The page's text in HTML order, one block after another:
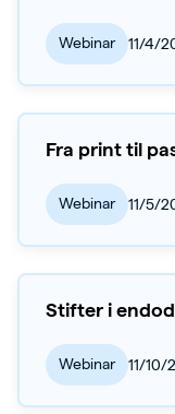
Webinar 11/4/
Fra print til
Webinar 11/5/
Stifter i
Webinar 11/10/